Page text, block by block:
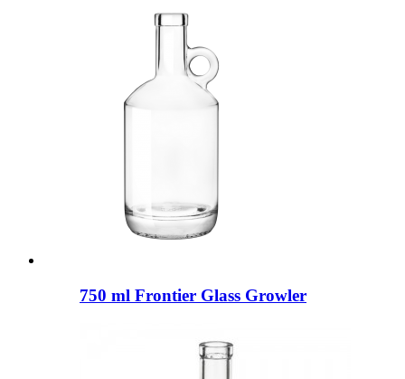
750 ml Frontier Glass Growler